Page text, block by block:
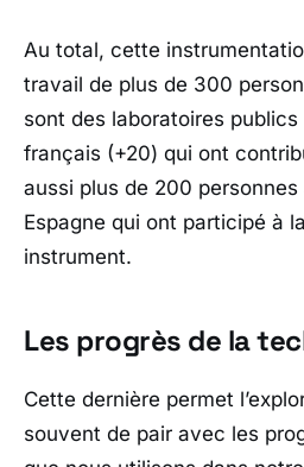
Au total, cette
travail de plus de 300
sont des laboratoires
français (+20) qui ont
aussi plus de 200
Espagne qui ont participé à
instrument.
Les progrès de la
Cette dernière permet
souvent de pair avec les